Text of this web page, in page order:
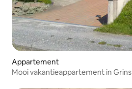
Appartement
Mooi vakantieappartement in Grins